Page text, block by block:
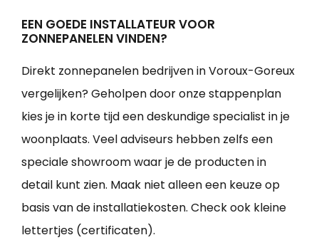
EEN GOEDE INSTALLATEUR VOOR
ZONNEPANELEN VINDEN?
Direkt zonnepanelen bedrijven in Voroux-Goreux
vergelijken? Geholpen door onze stappenplan
kies je in korte tijd een deskundige specialist in je
woonplaats. Veel adviseurs hebben zelfs een
speciale showroom waar je de producten in
detail kunt zien. Maak niet alleen een keuze op
basis van de installatiekosten. Check ook kleine
lettertjes (certificaten).